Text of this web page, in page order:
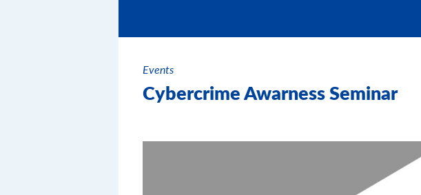
Events
Cybercrime Awarness Seminar